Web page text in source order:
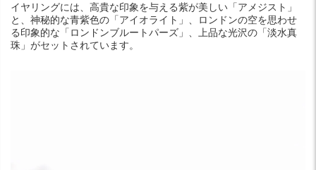
イヤリングには、高貴な印象を与える紫が美しい「アメジスト」
と、神秘的な青紫色の「アイオライト」、ロンドンの空を思わせ
る印象的な「ロンドンブルートパーズ」、上品な光沢の「淡水真
珠」がセットされています。